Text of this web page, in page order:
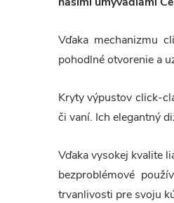
Vďaka mechanizmu
pohodlné otvorenie a
Kryty výpustov click-
či vaní. Ich elegantný
Vďaka vysokej kvalite
bezproblémové
trvanlivosti pre svoju